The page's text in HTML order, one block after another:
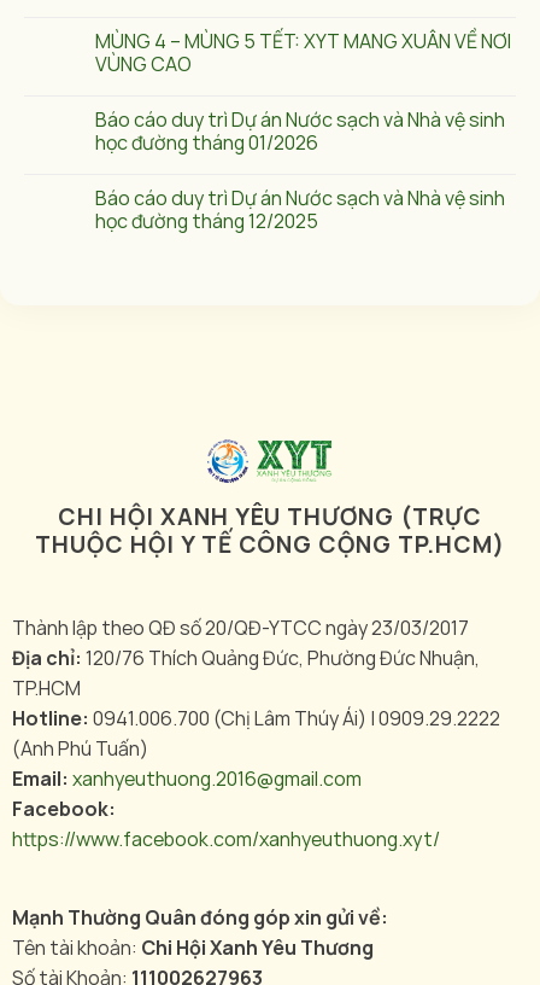
MÙNG 4 – MÙNG 5 TẾT: XYT MANG XUÂN VỀ NƠI
VÙNG CAO
Báo cáo duy trì Dự án Nước sạch và Nhà vệ sinh
học đường tháng 01/2026
Báo cáo duy trì Dự án Nước sạch và Nhà vệ sinh
học đường tháng 12/2025
CHI HỘI XANH YÊU THƯƠNG (TRỰC
THUỘC HỘI Y TẾ CÔNG CỘNG TP.HCM)
Thành lập theo QĐ số 20/QĐ-YTCC ngày 23/03/2017
Địa chỉ: 120/76 Thích Quảng Đức, Phường Đức Nhuận,
TP.HCM
Hotline: 0941.006.700 (Chị Lâm Thúy Ái) | 0909.29.2222
(Anh Phú Tuấn)
Email: xanhyeuthuong.2016@gmail.com
Facebook:
https://www.facebook.com/xanhyeuthuong.xyt/
Mạnh Thường Quân đóng góp xin gửi về:
Tên tài khoản: Chi Hội Xanh Yêu Thương
Số tài Khoản: 111002627963